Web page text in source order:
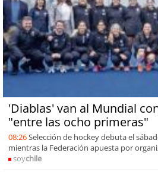
'Diablas' van al Mundial
"entre las ocho primeras"
08:26Selección de hockey debuta el
mientras la Federación apuesta por
soychile